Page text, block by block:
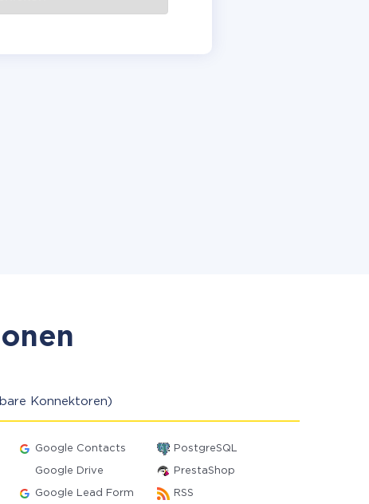
Konnektoren)
Google Contacts PostgreSQL
Google Drive PrestaShop
Google Lead Form RSS